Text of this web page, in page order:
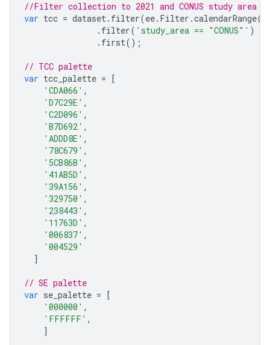
//Filter collection to 2021 and CONUS study area
var tcc = dataset. filter(ee. Filter .calendarRange(
. filter( 'study_area == "CONUS"' )
. first();
// TCC palette
var tcc_palette = [
'CDA066' ,
'D7C29E' ,
'C2D096' ,
'B7D692' ,
'ADDD8E' ,
'78C679' ,
'5CB86B' ,
'41AB5D' ,
'39A156' ,
'329750' ,
'238443' ,
'11763D' ,
'006837' ,
'004529'
]
// SE palette
var se_palette = [
'000000' ,
'FFFFFF' ,
]